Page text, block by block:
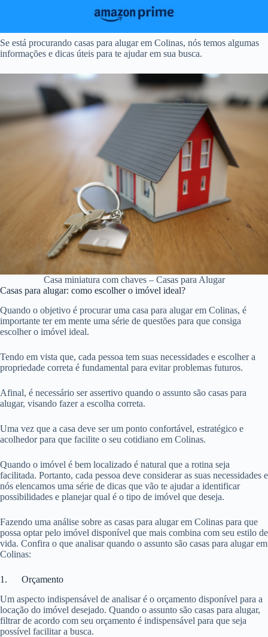
Se está procurando casas para alugar em Colinas, nós temos algumas
informações e dicas úteis para te ajudar em sua busca.
Casa miniatura com chaves – Casas para Alugar
Casas para alugar: como escolher o imóvel ideal?
Quando o objetivo é procurar uma casa para alugar em Colinas, é
importante ter em mente uma série de questões para que consiga
escolher o imóvel ideal.
Tendo em vista que, cada pessoa tem suas necessidades e escolher a
propriedade correta é fundamental para evitar problemas futuros.
Afinal, é necessário ser assertivo quando o assunto são casas para
alugar, visando fazer a escolha correta.
Uma vez que a casa deve ser um ponto confortável, estratégico e
acolhedor para que facilite o seu cotidiano em Colinas.
Quando o imóvel é bem localizado é natural que a rotina seja
facilitada. Portanto, cada pessoa deve considerar as suas necessidades e
nós elencamos uma série de dicas que vão te ajudar a identificar
possibilidades e planejar qual é o tipo de imóvel que deseja.
Fazendo uma análise sobre as casas para alugar em Colinas para que
possa optar pelo imóvel disponível que mais combina com seu estilo de
vida. Confira o que analisar quando o assunto são casas para alugar em
Colinas:
1. Orçamento
Um aspecto indispensável de analisar é o orçamento disponível para a
locação do imóvel desejado. Quando o assunto são casas para alugar,
filtrar de acordo com seu orçamento é indispensável para que seja
possível facilitar a busca.